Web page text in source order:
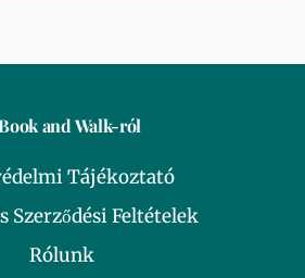
and Walk-ról
Tájékoztató
Szerződési Feltételek
Rólunk